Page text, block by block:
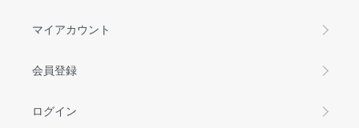
マイアカウント
会員登録
ログイン